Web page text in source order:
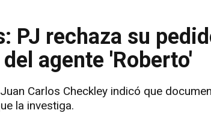
PJ rechaza su
agente 'Roberto'
Carlos Checkley indicó que
la investiga.